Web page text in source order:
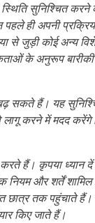
सुनिश्चित
ही अपनी
से जुड़ी कोई अन्य
के अनुरूप
सकते हैं। यह
लागू करने में मदद
हैं। कृपया ध्यान
और शर्तें शामिल
छात्र तक पहुंचाते
किए जाते हैं।